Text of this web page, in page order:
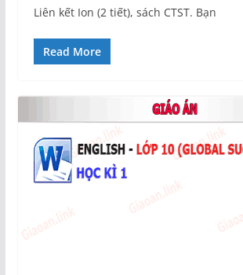
Liên kết Ion (2 tiết), sách CTST. Bạn
Read More